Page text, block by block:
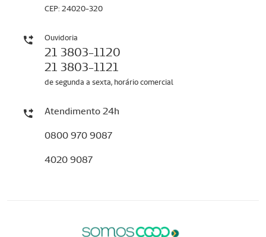
CEP: 24020-320
Ouvidoria
21 3803-1120
21 3803-1121
de segunda a sexta, horário comercial
Atendimento 24h
0800 970 9087
4020 9087